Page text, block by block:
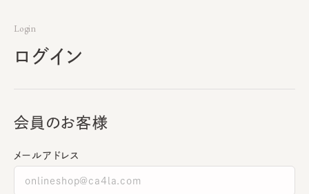
Login
ログイン
会員のお客様
メールアドレス